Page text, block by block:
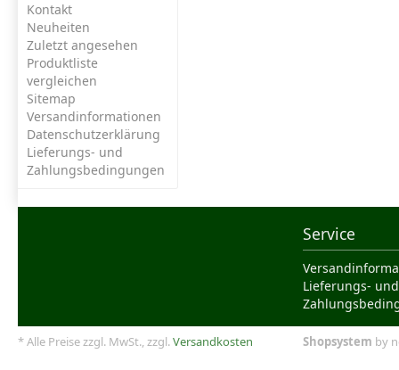
Kontakt
Neuheiten
Zuletzt angesehen
Produktliste
vergleichen
Sitemap
Versandinformationen
Datenschutzerklärung
Lieferungs- und
Zahlungsbedingungen
Service
Lieferungs- und
* Alle Preise zzgl. MwSt., zzgl.Versandkosten Shopsystem by